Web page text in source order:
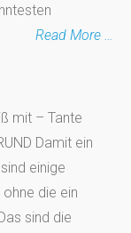
Read More …
mit – Tante
Damit ein
einige
die ein
sind die